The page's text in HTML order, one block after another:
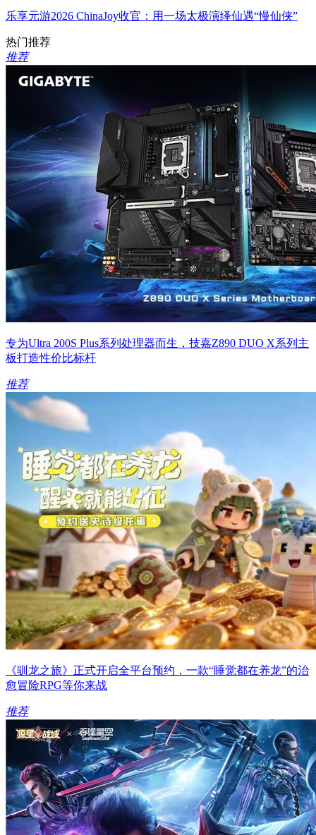
乐享元游2026 ChinaJoy收官：用一场太极演绎仙遇“慢仙侠”
热门推荐
推荐
专为Ultra 200S Plus系列处理器而生，技嘉Z890 DUO X系列主
板打造性价比标杆
推荐
《驯龙之旅》正式开启全平台预约，一款“睡觉都在养龙”的治
愈冒险RPG等你来战
推荐